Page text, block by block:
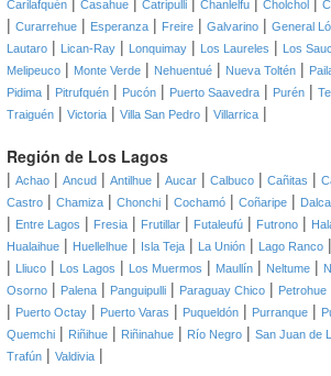
Carilafquén Casahue Catripulli Chanlelfu Cholchol
| Curarrehue | Esperanza | Freire | Galvarino | General
Lautaro | Lican-Ray | Lonquimay | Los Laureles | Los
Melipeuco | Monte Verde | Nehuentué | Nueva Toltén |
Pidima | Pitrufquén | Pucón | Puerto Saavedra | Purén |
Traiguén | Victoria | Villa San Pedro | Villarrica |
Región de Los Lagos
| Achao | Ancud | Antilhue | Aucar | Calbuco | Cañitas |
Castro | Chamiza | Chonchi | Cochamó | Coñaripe |
| Entre Lagos | Fresia | Frutillar | Futaleufú | Futrono |
Hualaihue | Huellelhue | Isla Teja | La Unión | Lago Ranco |
| Lliuco | Los Lagos | Los Muermos | Maullín | Neltume |
Osorno | Palena | Panguipulli | Paraguay Chico | Petrohue
| Puerto Octay | Puerto Varas | Puqueldón | Purranque |
Quemchi | Riñihue | Riñinahue | Río Negro | San Juan de
Trafún | Valdivia |